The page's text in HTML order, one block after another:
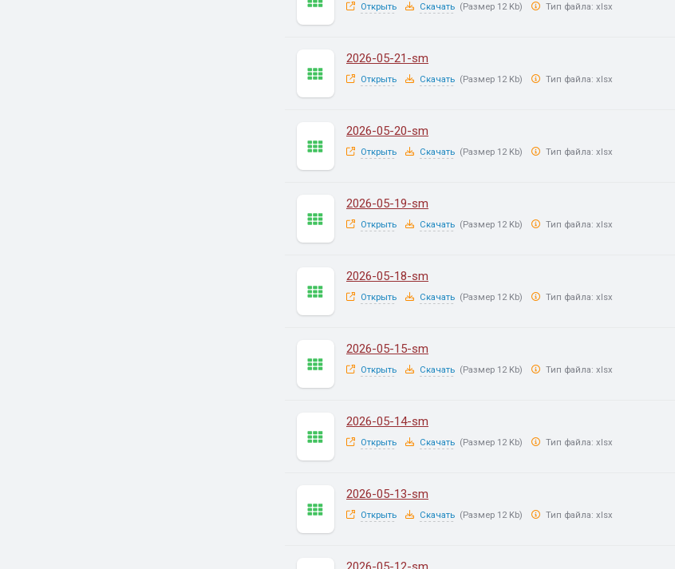
Открыть Скачать (Размер 12 Kb) Тип файла: xlsx
2026-05-21-sm
Открыть Скачать (Размер 12 Kb) Тип файла: xlsx
2026-05-20-sm
Открыть Скачать (Размер 12 Kb) Тип файла: xlsx
2026-05-19-sm
Открыть Скачать (Размер 12 Kb) Тип файла: xlsx
2026-05-18-sm
Открыть Скачать (Размер 12 Kb) Тип файла: xlsx
2026-05-15-sm
Открыть Скачать (Размер 12 Kb) Тип файла: xlsx
2026-05-14-sm
Открыть Скачать (Размер 12 Kb) Тип файла: xlsx
2026-05-13-sm
Открыть Скачать (Размер 12 Kb) Тип файла: xlsx